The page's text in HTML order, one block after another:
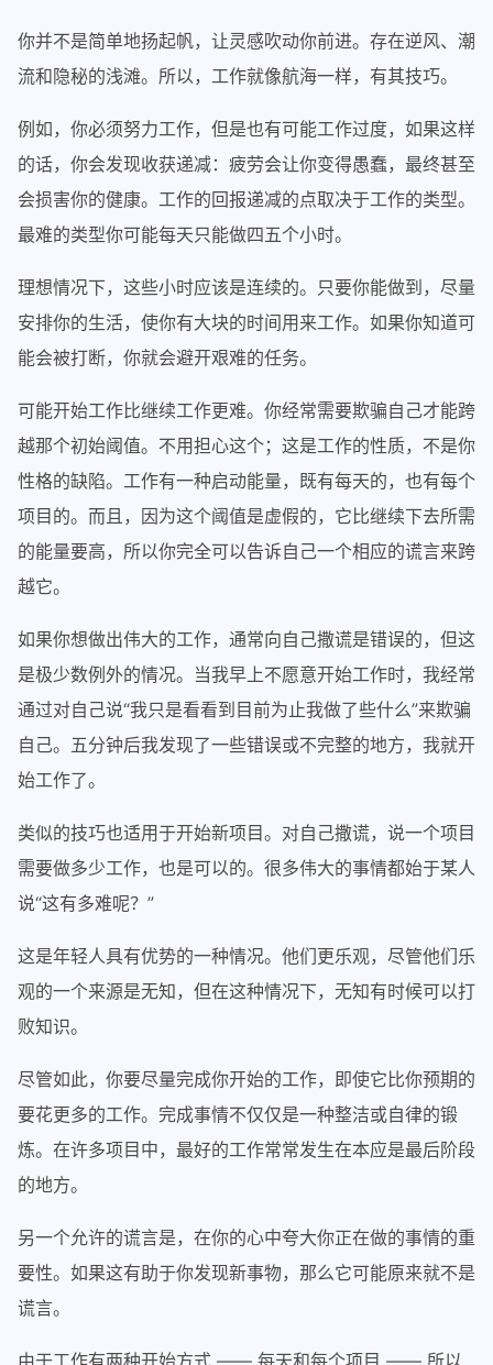
你并不是简单地扬起帆，让灵感吹动你前进。存在逆风、潮
流和隐秘的浅滩。所以，工作就像航海一样，有其技巧。
例如，你必须努力工作，但是也有可能工作过度，如果这样
的话，你会发现收获递减：疲劳会让你变得愚蠢，最终甚至
会损害你的健康。工作的回报递减的点取决于工作的类型。
最难的类型你可能每天只能做四五个小时。
理想情况下，这些小时应该是连续的。只要你能做到，尽量
安排你的生活，使你有大块的时间用来工作。如果你知道可
能会被打断，你就会避开艰难的任务。
可能开始工作比继续工作更难。你经常需要欺骗自己才能跨
越那个初始阈值。不用担心这个；这是工作的性质，不是你
性格的缺陷。工作有一种启动能量，既有每天的，也有每个
项目的。而且，因为这个阈值是虚假的，它比继续下去所需
的能量要高，所以你完全可以告诉自己一个相应的谎言来跨
越它。
如果你想做出伟大的工作，通常向自己撒谎是错误的，但这
是极少数例外的情况。当我早上不愿意开始工作时，我经常
通过对自己说“我只是看看到目前为止我做了些什么”来欺骗
自己。五分钟后我发现了一些错误或不完整的地方，我就开
始工作了。
类似的技巧也适用于开始新项目。对自己撒谎，说一个项目
需要做多少工作，也是可以的。很多伟大的事情都始于某人
说“这有多难呢？”
这是年轻人具有优势的一种情况。他们更乐观，尽管他们乐
观的一个来源是无知，但在这种情况下，无知有时候可以打
败知识。
尽管如此，你要尽量完成你开始的工作，即使它比你预期的
要花更多的工作。完成事情不仅仅是一种整洁或自律的锻
炼。在许多项目中，最好的工作常常发生在本应是最后阶段
的地方。
另一个允许的谎言是，在你的心中夸大你正在做的事情的重
要性。如果这有助于你发现新事物，那么它可能原来就不是
谎言。
由于工作有两种开始方式 —— 每天和每个项目 —— 所以